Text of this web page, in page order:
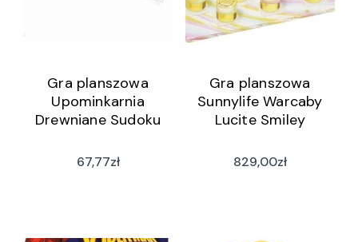
Gra planszowa
Upominkarnia
Drewniane Sudoku
67,77zł
Gra planszowa
Sunnylife Warcaby
Lucite Smiley
829,00zł